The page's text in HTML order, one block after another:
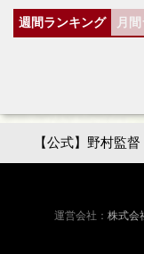
週間ランキング 月
【公式】野村監
運営会社： 株式会